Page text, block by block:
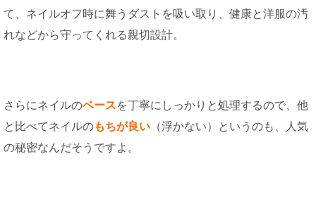
て、ネイルオフ時に舞うダストを吸い取り、健康と洋服の汚
れなどから守ってくれる親切設計。
さらにネイルのベースを丁寧にしっかりと処理するので、他
と比べてネイルのもちが良い （浮かない）というのも、人気
の秘密なんだそうですよ。